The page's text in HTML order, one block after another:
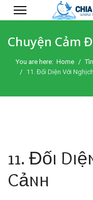
Chuyện Cảm
You are here: Home
11. Đối Diện Với
11. Đối
Cảnh